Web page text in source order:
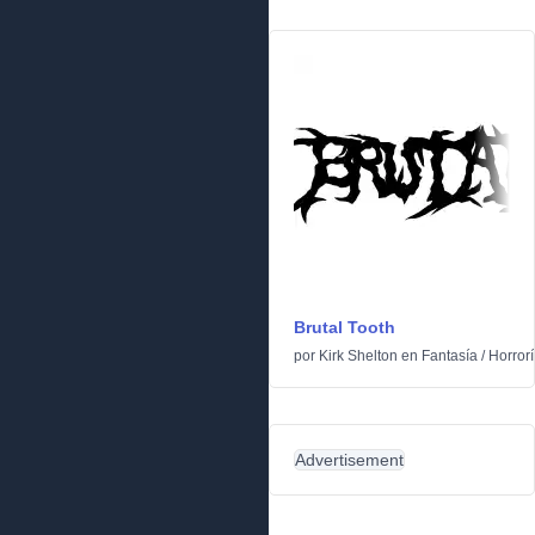
Brutal Tooth
por Kirk Shelton en Fantasía /
Advertisement